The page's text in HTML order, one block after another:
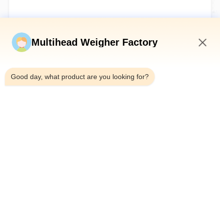
Stuur nu
Multihead Weigher Factory
Good day, what product are you looking for?